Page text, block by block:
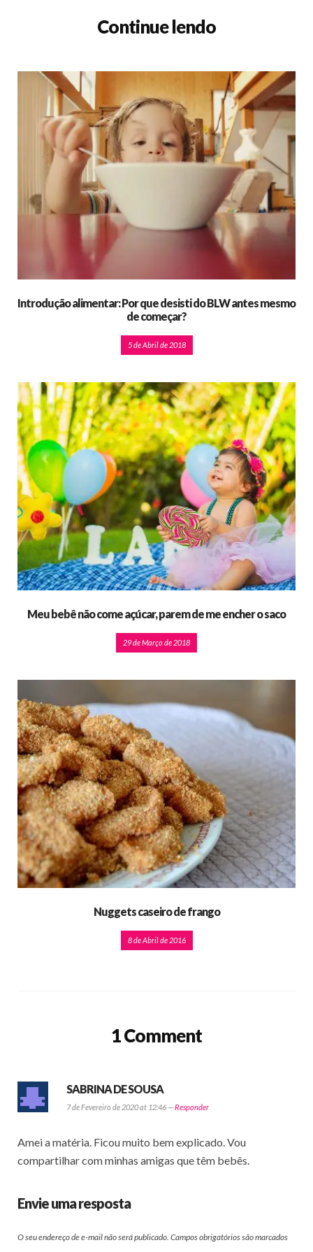
Continue lendo
Introdução alimentar: Por que desisti do BLW antes mesmo
de começar?
5 de Abril de 2018
Meu bebê não come açúcar, parem de me encher o saco
29 de Março de 2018
Nuggets caseiro de frango
8 de Abril de 2016
1 Comment
SABRINA DE SOUSA
7 de Fevereiro de 2020 at 12:46 —Responder
Amei a matéria. Ficou muito bem explicado. Vou
compartilhar com minhas amigas que têm bebês.
Envie uma resposta
O seu endereço de e-mail não será publicado. Campos obrigatórios são marcados